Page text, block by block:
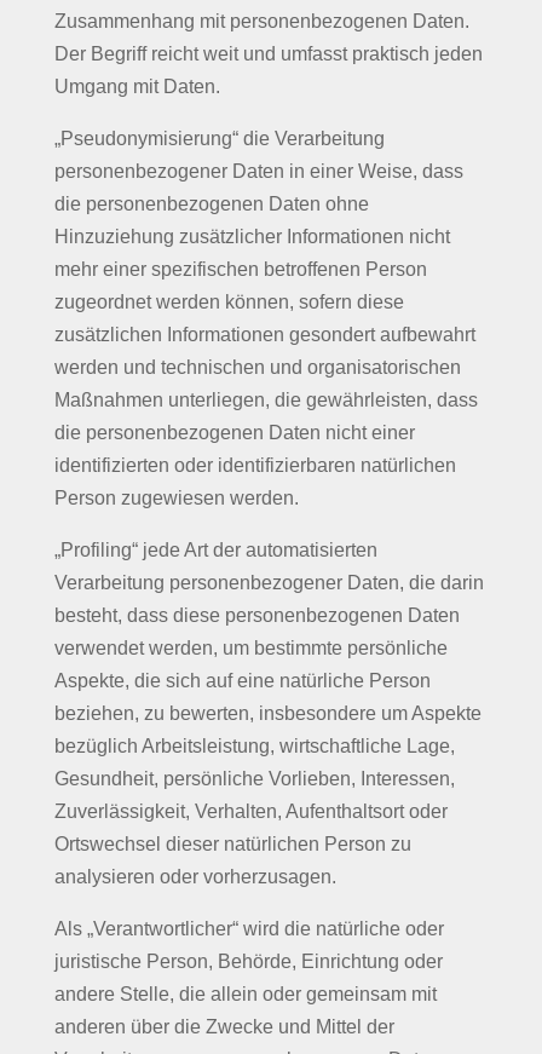
Zusammenhang mit personenbezogenen Daten.
Der Begriff reicht weit und umfasst praktisch jeden
Umgang mit Daten.
„Pseudonymisierung“ die Verarbeitung
personenbezogener Daten in einer Weise, dass
die personenbezogenen Daten ohne
Hinzuziehung zusätzlicher Informationen nicht
mehr einer spezifischen betroffenen Person
zugeordnet werden können, sofern diese
zusätzlichen Informationen gesondert aufbewahrt
werden und technischen und organisatorischen
Maßnahmen unterliegen, die gewährleisten, dass
die personenbezogenen Daten nicht einer
identifizierten oder identifizierbaren natürlichen
Person zugewiesen werden.
„Profiling“ jede Art der automatisierten
Verarbeitung personenbezogener Daten, die darin
besteht, dass diese personenbezogenen Daten
verwendet werden, um bestimmte persönliche
Aspekte, die sich auf eine natürliche Person
beziehen, zu bewerten, insbesondere um Aspekte
bezüglich Arbeitsleistung, wirtschaftliche Lage,
Gesundheit, persönliche Vorlieben, Interessen,
Zuverlässigkeit, Verhalten, Aufenthaltsort oder
Ortswechsel dieser natürlichen Person zu
analysieren oder vorherzusagen.
Als „Verantwortlicher“ wird die natürliche oder
juristische Person, Behörde, Einrichtung oder
andere Stelle, die allein oder gemeinsam mit
anderen über die Zwecke und Mittel der